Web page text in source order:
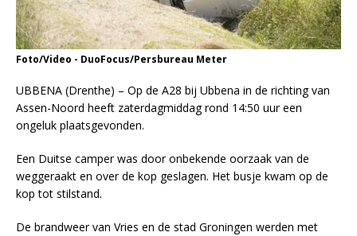
Foto/Video - DuoFocus/Persbureau Meter
UBBENA (Drenthe) – Op de A28 bij Ubbena in de richting van
Assen-Noord heeft zaterdagmiddag rond 14:50 uur een
ongeluk plaatsgevonden.
Een Duitse camper was door onbekende oorzaak van de
weggeraakt en over de kop geslagen. Het busje kwam op de
kop tot stilstand.
De brandweer van Vries en de stad Groningen werden met